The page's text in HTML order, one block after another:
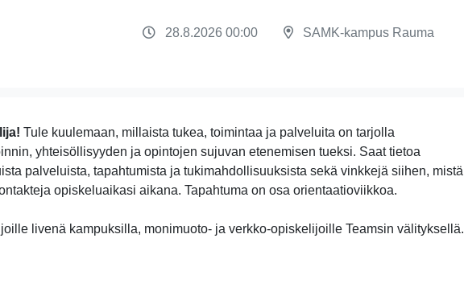
28.8.2026 00:00 SAMK-kampus Rauma
Tule kuulemaan, millaista tukea, toimintaa ja palveluita on tarjolla
yhteisöllisyyden ja opintojen sujuvan etenemisen tueksi. Saat tietoa
palveluista, tapahtumista ja tukimahdollisuuksista sekä vinkkejä siihen, mistä
opiskeluaikasi aikana. Tapahtuma on osa orientaatioviikkoa.
livenä kampuksilla, monimuoto- ja verkko-opiskelijoille Teamsin välityksellä.